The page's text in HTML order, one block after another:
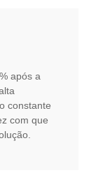
após a
constante
com que